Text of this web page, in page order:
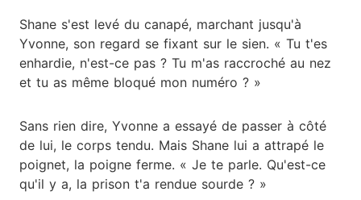
Shane s'est levé du canapé, marchant jusqu'à
Yvonne, son regard se fixant sur le sien. « Tu t'es
enhardie, n'est-ce pas ? Tu m'as raccroché au nez
et tu as même bloqué mon numéro ? »
Sans rien dire, Yvonne a essayé de passer à côté
de lui, le corps tendu. Mais Shane lui a attrapé le
poignet, la poigne ferme. « Je te parle. Qu'est-ce
qu'il y a, la prison t'a rendue sourde ? »